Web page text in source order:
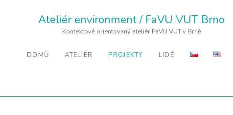
Ateliér environment / FaVU VUT Brno
Kontextově orientovaný ateliér FaVU VUT v Brně
DOMŮ ATELIÉR PROJEKTY LIDÉ